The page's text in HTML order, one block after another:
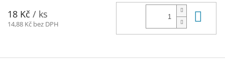
18 Kč / ks
14,88 Kč bez DPH
Z